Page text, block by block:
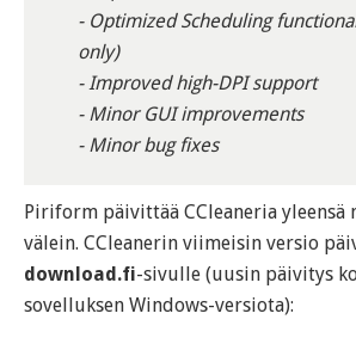
- Optimized Scheduling
only)
- Improved high-DPI support
- Minor GUI improvements
- Minor bug fixes
Piriform päivittää CCleaneria yleensä
välein. CCleanerin viimeisin versio
download.fi-sivulle (uusin päivitys
sovelluksen Windows-versiota):